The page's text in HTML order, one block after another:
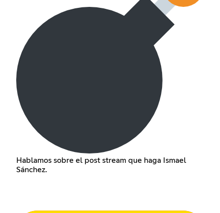
Hablamos sobre el post stream que haga Ismael
Sánchez.